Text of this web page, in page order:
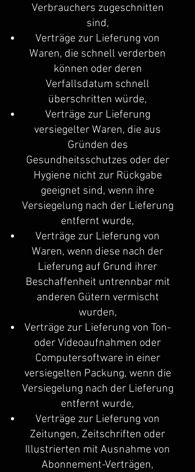
Verbrauchers zugeschnitten
sind,
Verträge zur Lieferung von
Waren, die schnell verderben
können oder deren
Verfallsdatum schnell
überschritten würde,
Verträge zur Lieferung
versiegelter Waren, die aus
Gründen des
Gesundheitsschutzes oder der
Hygiene nicht zur Rückgabe
geeignet sind, wenn ihre
Versiegelung nach der Lieferung
entfernt wurde,
Verträge zur Lieferung von
Waren, wenn diese nach der
Lieferung auf Grund ihrer
Beschaffenheit untrennbar mit
anderen Gütern vermischt
wurden,
Verträge zur Lieferung von Ton-
oder Videoaufnahmen oder
Computersoftware in einer
versiegelten Packung, wenn die
Versiegelung nach der Lieferung
entfernt wurde,
Verträge zur Lieferung von
Zeitungen, Zeitschriften oder
Illustrierten mit Ausnahme von
Abonnement-Verträgen,